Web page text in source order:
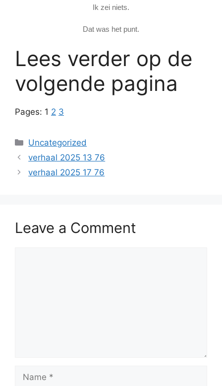
Ik zei niets.
Dat was het punt.
Lees verder op de
volgende pagina
Pages: 1 2 3
Categories
Uncategorized
verhaal 2025 13 76
verhaal 2025 17 76
Leave a Comment